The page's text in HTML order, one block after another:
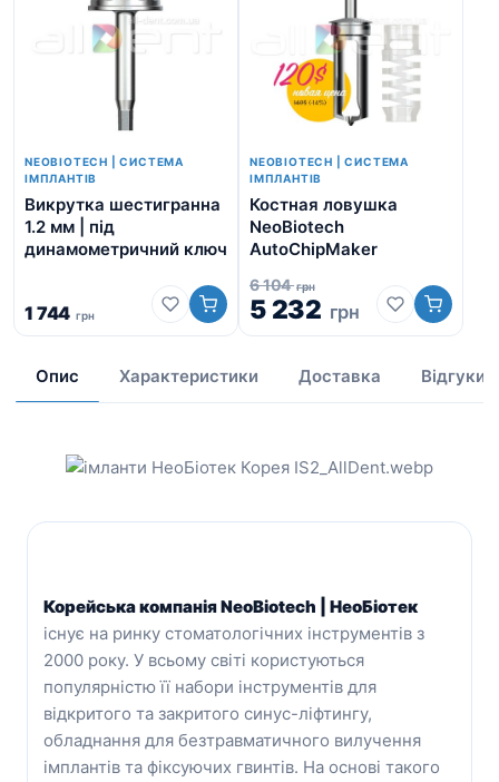
NEOBIOTECH | СИСТЕМА
ІМПЛАНТІВ
Викрутка шестигранна
1.2 мм | під
динамометричний ключ
1 744 грн
NEOBIOTECH | СИСТЕМА
ІМПЛАНТІВ
Костная ловушка
NeoBiotech
AutoChipMaker
6 104грн
5 232 грн
Опис Характеристики Доставка Відгуки
Корейська компанія NeoBiotech | НеоБіотек
існує на ринку стоматологічних інструментів з
2000 року. У всьому світі користуються
популярністю її набори інструментів для
відкритого та закритого синус-ліфтингу,
обладнання для безтравматичного вилучення
імплантів та фіксуючих гвинтів. На основі такого